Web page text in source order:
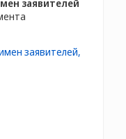
заявителей